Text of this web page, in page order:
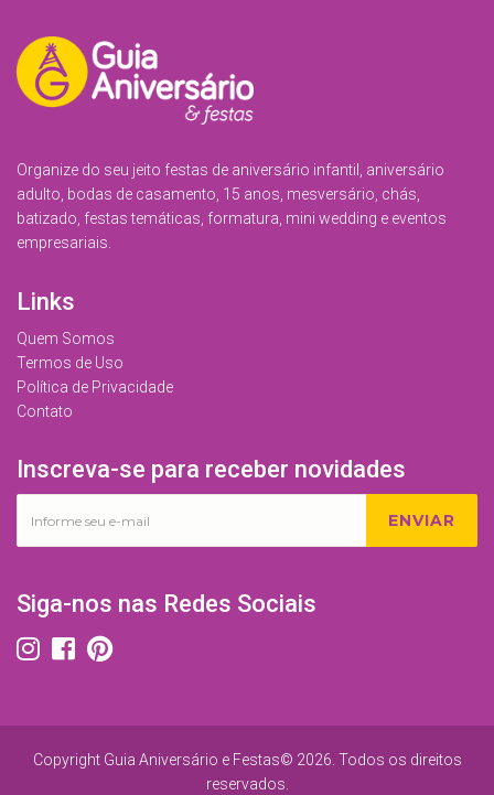
Organize do seu jeito festas de aniversário infantil, aniversário
adulto, bodas de casamento, 15 anos, mesversário, chás,
batizado, festas temáticas, formatura, mini wedding e eventos
empresariais.
Links
Quem Somos
Termos de Uso
Política de Privacidade
Contato
Inscreva-se para receber novidades
ENVIAR
Siga-nos nas Redes Sociais
Copyright Guia Aniversário e Festas© 2026. Todos os direitos
reservados.